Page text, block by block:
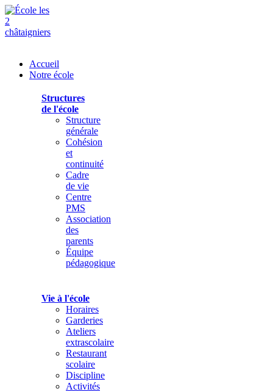
Accueil
Notre école
Structures
de l'école
Structure
générale
Cohésion
et
continuité
Cadre
de vie
Centre
PMS
Association
des
parents
Équipe
pédagogique
Vie à l'école
Horaires
Garderies
Ateliers
extrascolaire
Restaurant
scolaire
Discipline
Activités